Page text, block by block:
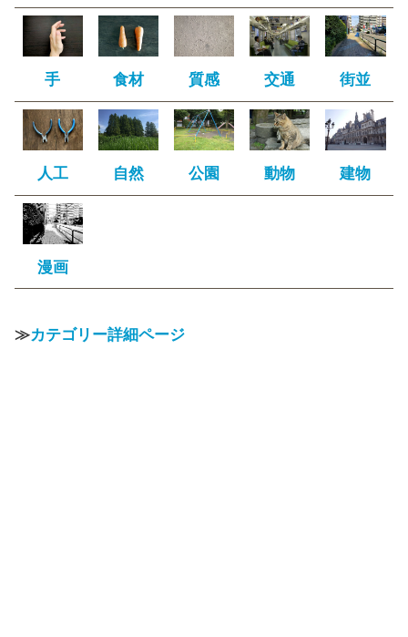
手 食材 質感 交通 街並
人工 自然 公園 動物 建物
漫画
≫カテゴリー詳細ページ